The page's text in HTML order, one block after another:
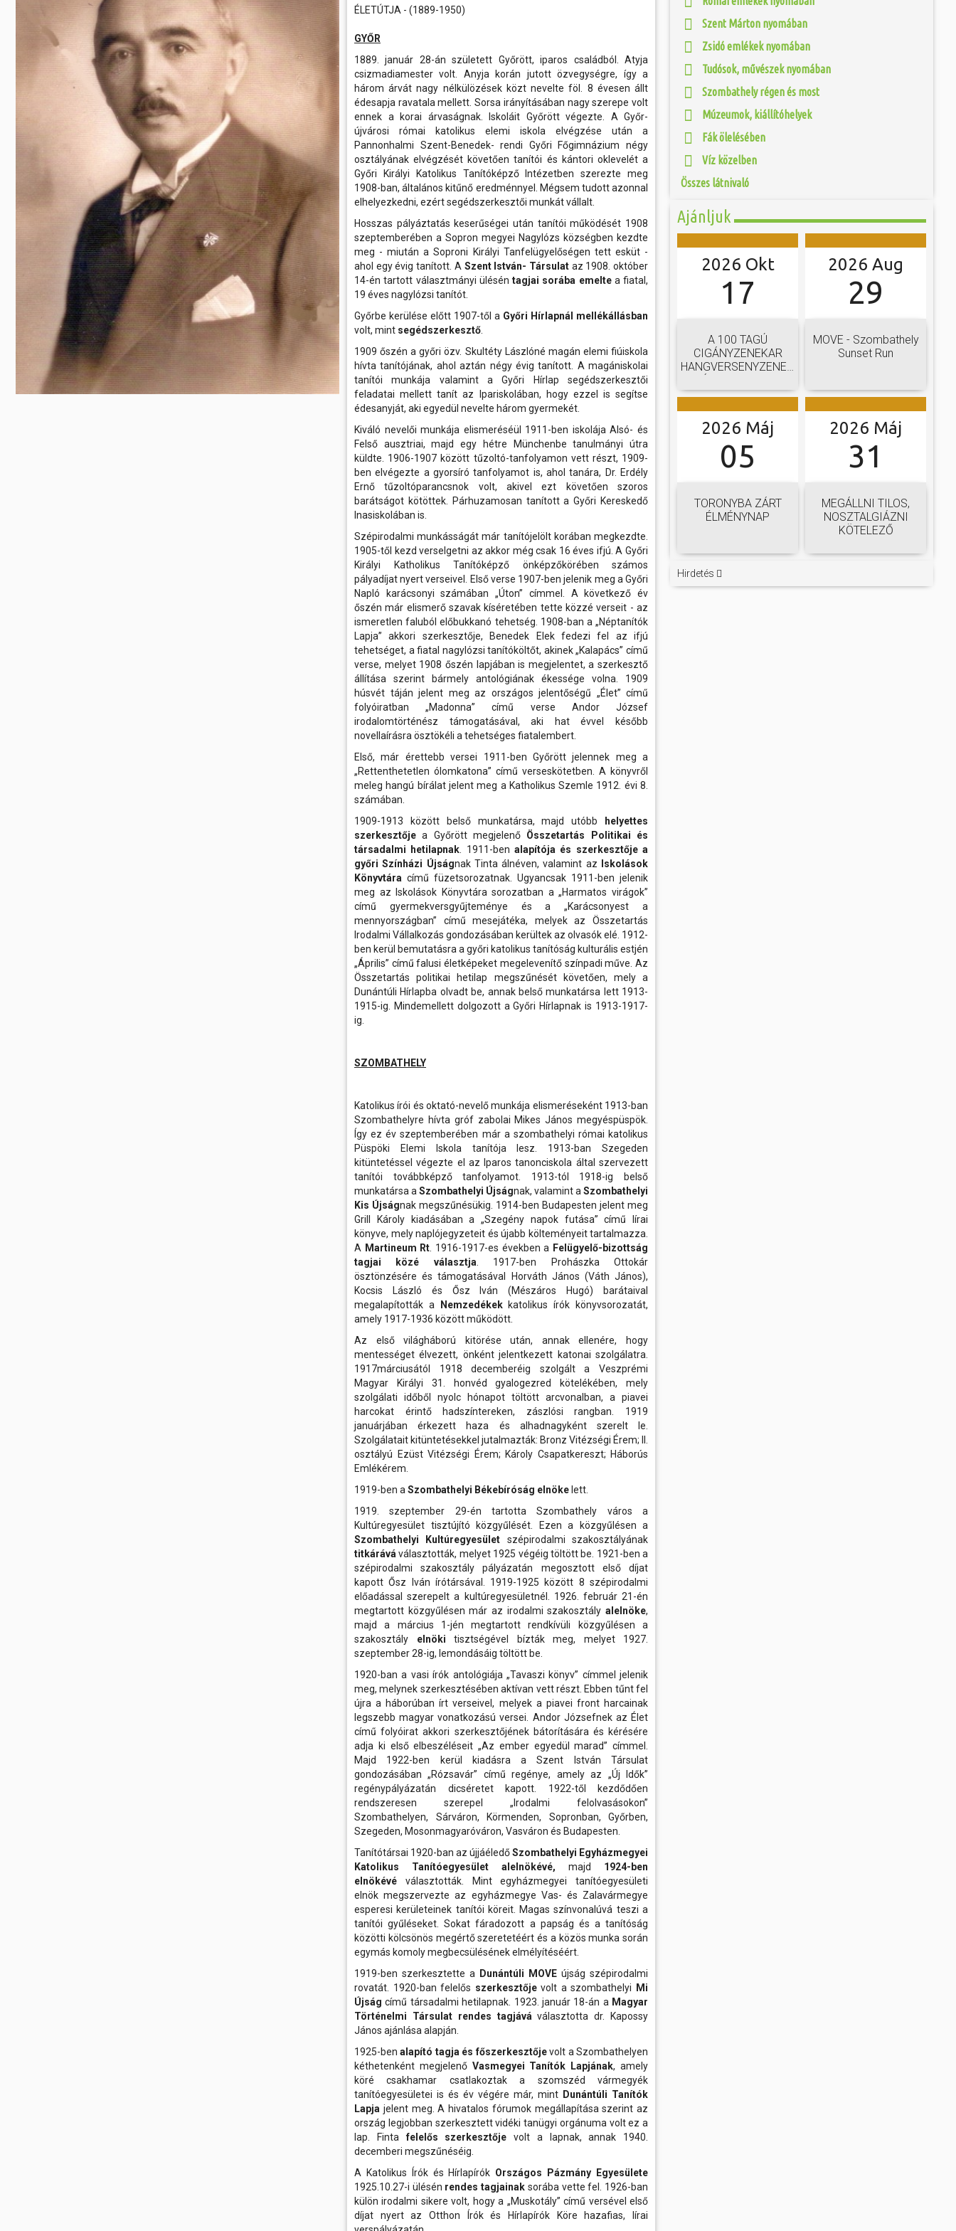
Gyerekeknek
Sport
Buli/Disco
Kiemelt rendezvények
Tanfolyam, képzés
Tábor
Egyházi, vallási
Egyebek
Ünnepek,
megemlékezések
Megyei kitekintő
és a velük való közös bemelegítést követően....
nyomában
Szombathely régen és
most
Múzeumok,
Fák ölelésében
Víz közelben
Összes látnivaló
múzeumnak és könyvtárnak is otthont adó
intézmény régészeti, néprajzi, történeti és
természettudományi gyűjteményeiben mintegy
félmillió tárgyat őriznek. A régészeti műtárgyak
között nemzetközi mércével is...
Egyéb sportok
Labdarúgás
Röplabda
Szabadidősport
Ferencváros vendégeként léptünk pályára. A találkozó
első félidejében csapatunk fegyelmezett játékkal és
gyors támadásokkal igyekezett tartani a lépést a
tabella második helyén álló fővárosi együttessel....
Szent Márton nyomában
Zsidó emlékek nyomában
Tudósok, művészek nyomában
Szombathely régen és most
Múzeumok, kiállítóhelyek
Fák ölelésében
Víz közelben
Összes látnivaló
Ajánljuk
2026 Okt
17
A 100 TAGÚ
CIGÁNYZENEKAR
HANGVERSENYZENEKARI
2026 Aug
29
MOVE - Szombathely
Sunset Run
2026 Máj
05
TORONYBA ZÁRT
ÉLMÉNYNAP
2026 Máj
31
MEGÁLLNI TILOS,
NOSZTALGIÁZNI
KÖTELEZŐ
Hirdetés
ÉLETÚTJA - (1889-1950)
GYŐR
1889. január 28-án született Győrött, iparos családból. Atyja
csizmadiamester volt. Anyja korán jutott özvegységre, így a
három árvát nagy nélkülözések közt nevelte föl. 8 évesen állt
édesapja ravatala mellett. Sorsa irányításában nagy szerepe volt
ennek a korai árvaságnak. Iskoláit Győrött végezte. A Győr-
újvárosi római katolikus elemi iskola elvégzése után a
Pannonhalmi Szent-Benedek- rendi Győri Főgimnázium négy
osztályának elvégzését követően tanítói és kántori oklevelét a
Győri Királyi Katolikus Tanítóképző Intézetben szerezte meg
1908-ban, általános kitűnő eredménnyel. Mégsem tudott azonnal
elhelyezkedni, ezért segédszerkesztői munkát vállalt.
Hosszas pályáztatás keserűségei után tanítói működését 1908
szeptemberében a Sopron megyei Nagylózs községben kezdte
meg - miután a Soproni Királyi Tanfelügyelőségen tett esküt -
ahol egy évig tanított. A Szent István- Társulataz 1908. október
14-én tartott választmányi ülésén tagjai sorába emeltea fiatal,
19 éves nagylózsi tanítót.
Győrbe kerülése előtt 1907-től a Győri Hírlapnál mellékállásban
volt, mint segédszerkesztő
1909 őszén a győri özv. Skultéty Lászlóné magán elemi fiúiskola
hívta tanítójának, ahol aztán négy évig tanított. A magániskolai
tanítói munkája valamint a Győri Hírlap segédszerkesztői
feladatai mellett tanít az Ipariskolában, hogy ezzel is segítse
édesanyját, aki egyedül nevelte három gyermekét.
Kiváló nevelői munkája elismeréséül 1911-ben iskolája Alsó- és
Felső ausztriai, majd egy hétre Münchenbe tanulmányi útra
küldte. 1906-1907 között tűzoltó-tanfolyamon vett részt, 1909-
ben elvégezte a gyorsíró tanfolyamot is, ahol tanára, Dr. Erdély
Ernő tűzoltóparancsnok volt, akivel ezt követően szoros
barátságot kötöttek. Párhuzamosan tanított a Győri Kereskedő
Inasiskolában is.
Szépirodalmi munkásságát már tanítójelölt korában megkezdte.
1905-től kezd verselgetni az akkor még csak 16 éves ifjú. A Győri
Királyi Katholikus Tanítóképző önképzőkörében számos
pályadíjat nyert verseivel. Első verse 1907-ben jelenik meg a Győri
Napló karácsonyi számában „Úton” címmel. A következő év
őszén már elismerő szavak kíséretében tette közzé verseit - az
ismeretlen faluból előbukkanó tehetség. 1908-ban a „Néptanítók
Lapja” akkori szerkesztője, Benedek Elek fedezi fel az ifjú
tehetséget, a fiatal nagylózsi tanítóköltőt, akinek „Kalapács” című
verse, melyet 1908 őszén lapjában is megjelentet, a szerkesztő
állítása szerint bármely antológiának ékessége volna. 1909
húsvét táján jelent meg az országos jelentőségű „Élet” című
folyóiratban „Madonna” című verse Andor József
irodalomtörténész támogatásával, aki hat évvel később
novellaírásra ösztökéli a tehetséges fiatalembert.
Első, már érettebb versei 1911-ben Győrött jelennek meg a
„Rettenthetetlen ólomkatona” című verseskötetben. A könyvről
meleg hangú bírálat jelent meg a Katholikus Szemle 1912. évi 8.
számában.
1909-1913 között belső munkatársa, majd utóbb
helyettes
szerkesztője a Győrött megjelenő Összetartás Politikai és
társadalmi hetilapnak . 1911-benalapítója és szerkesztője a
győri Színházi Újságnak Tinta álnéven, valamint az Iskolások
Könyvtára című füzetsorozatnak. Ugyancsak 1911-ben jelenik
meg az Iskolások Könyvtára sorozatban a „Harmatos virágok”
című gyermekversgyűjteménye és a „Karácsonyest a
mennyországban” című mesejátéka, melyek az Összetartás
Irodalmi Vállalkozás gondozásában kerültek az olvasók elé. 1912-
ben kerül bemutatásra a győri katolikus tanítóság kulturális estjén
„Április” című falusi életképeket megelevenítő színpadi műve. Az
Összetartás politikai hetilap megszűnését követően, mely a
Dunántúli Hírlapba olvadt be, annak belső munkatársa lett 1913-
1915-ig. Mindemellett dolgozott a Győri Hírlapnak is 1913-1917-
ig.
SZOMBATHELY
Katolikus írói és oktató-nevelő munkája elismeréseként 1913-ban
Szombathelyre hívta gróf zabolai Mikes János megyéspüspök.
Így ez év szeptemberében már a szombathelyi római katolikus
Püspöki Elemi Iskola tanítója lesz. 1913-ban Szegeden
kitüntetéssel végezte el az Iparos tanonciskola által szervezett
tanítói továbbképző tanfolyamot. 1913-tól 1918-ig belső
munkatársa a Szombathelyi Újságnak, valamint a Szombathelyi
Kis Újságnak megszűnésükig. 1914-ben Budapesten jelent meg
Grill Károly kiadásában a „Szegény napok futása” című lírai
könyve, mely naplójegyzeteit és újabb költeményeit tartalmazza.
A Martineum Rt . 1916-1917-es években a Felügyelő-bizottság
tagjai közé választja . 1917-ben Prohászka Ottokár
ösztönzésére és támogatásával Horváth János (Váth János),
Kocsis László és Ősz Iván (Mészáros Hugó) barátaival
megalapították a Nemzedékek katolikus írók könyvsorozatát,
amely 1917-1936 között működött.
Az első világháború kitörése után, annak ellenére, hogy
mentességet élvezett, önként jelentkezett katonai szolgálatra.
1917márciusától 1918 decemberéig szolgált a Veszprémi
Magyar Királyi 31. honvéd gyalogezred kötelékében, mely
szolgálati időből nyolc hónapot töltött arcvonalban, a piavei
harcokat érintő hadszíntereken, zászlósi rangban. 1919
januárjában érkezett haza és alhadnagyként szerelt le.
Szolgálatait kitüntetésekkel jutalmazták: Bronz Vitézségi Érem; II.
osztályú Ezüst Vitézségi Érem; Károly Csapatkereszt; Háborús
Emlékérem.
1919-ben a Szombathelyi Békebíróság elnöke lett.
1919. szeptember 29-én tartotta Szombathely város a
Kultúregyesület tisztújító közgyűlését. Ezen a közgyűlésen a
Szombathelyi Kultúregyesület szépirodalmi szakosztályának
titkárává választották, melyet 1925 végéig töltött be. 1921-ben a
szépirodalmi szakosztály pályázatán megosztott első díjat
kapott Ősz Iván írótársával. 1919-1925 között 8 szépirodalmi
előadással szerepelt a kultúregyesületnél. 1926. február 21-én
megtartott közgyűlésen már az irodalmi szakosztály alelnöke,
majd a március 1-jén megtartott rendkívüli közgyűlésen a
szakosztály elnöki tisztségével bízták meg, melyet 1927.
szeptember 28-ig, lemondásáig töltött be.
1920-ban a vasi írók antológiája „Tavaszi könyv” címmel jelenik
meg, melynek szerkesztésében aktívan vett részt. Ebben tűnt fel
újra a háborúban írt verseivel, melyek a piavei front harcainak
legszebb magyar vonatkozású versei. Andor Józsefnek az Élet
című folyóirat akkori szerkesztőjének bátorítására és kérésére
adja ki első elbeszéléseit „Az ember egyedül marad” címmel.
Majd 1922-ben kerül kiadásra a Szent István Társulat
gondozásában „Rózsavár” című regénye, amely az „Új Idők”
regénypályázatán dicséretet kapott. 1922-től kezdődően
rendszeresen szerepel „Irodalmi felolvasásokon”
Szombathelyen, Sárváron, Körmenden, Sopronban, Győrben,
Szegeden, Mosonmagyaróváron, Vasváron és Budapesten.
Tanítótársai 1920-ban az újjáéledőSzombathelyi Egyházmegyei
Katolikus Tanítóegyesület alelnökévé, majd
1924-ben
elnökévé választották. Mint egyházmegyei tanítóegyesületi
elnök megszervezte az egyházmegye Vas- és Zalavármegye
esperesi kerületeinek tanítói köreit. Magas színvonalúvá teszi a
tanítói gyűléseket. Sokat fáradozott a papság és a tanítóság
közötti kölcsönös megértő szeretetéért és a közös munka során
egymás komoly megbecsülésének elmélyítéséért.
1919-ben szerkesztette a
Dunántúli MOVE újság szépirodalmi
rovatát. 1920-ban felelős szerkesztőjevolt a szombathelyi
Mi
Újságcímű társadalmi hetilapnak. 1923. január 18-án a Magyar
Történelmi Társulat rendes tagjává választotta dr. Kapossy
János ajánlása alapján.
1925-benalapító tagja és főszerkesztőjevolt a Szombathelyen
kéthetenként megjelenő Vasmegyei Tanítók Lapjának, amely
köré csakhamar csatlakoztak a szomszéd vármegyék
tanítóegyesületei is és év végére már, mint Dunántúli Tanítók
Lapja jelent meg. A hivatalos fórumok megállapítása szerint az
ország legjobban szerkesztett vidéki tanügyi orgánuma volt ez a
lap. Fintafelelős szerkesztője volt a lapnak, annak 1940.
decemberi megszűnéséig.
A Katolikus Írók és Hírlapírók Országos Pázmány Egyesülete
1925.10.27-i ülésén rendes tagjainak sorába vette fel. 1926-ban
külön irodalmi sikere volt, hogy a „Muskotály” című versével első
díjat nyert az Otthon Írók és Hírlapírók Köre hazafias, lírai